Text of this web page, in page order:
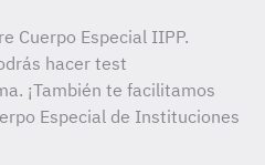
Cuerpo Especial IIPP.
hacer test
¡También te facilitamos
Especial de Instituciones